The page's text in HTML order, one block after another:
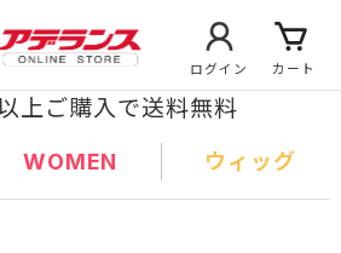
ログイン カート
上ご購入で送料無料
WOMEN ウィッグ